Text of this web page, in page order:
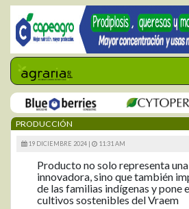
PRODUCCIÓN
19 DICIEMBRE 2024 | 11:31 AM
Producto no solo representa
innovadora, sino que también
de las familias indígenas y pone
cultivos sostenibles del Vraem